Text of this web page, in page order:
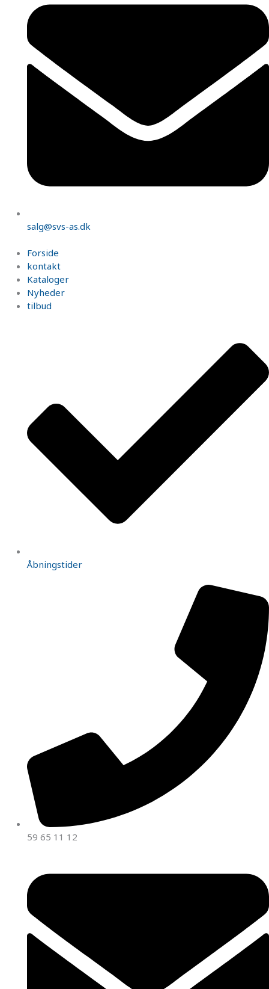
salg@svs-as.dk
Forside
kontakt
Kataloger
Nyheder
tilbud
Åbningstider
59 65 11 12